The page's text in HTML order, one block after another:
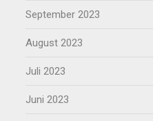
September 2023
August 2023
Juli 2023
Juni 2023